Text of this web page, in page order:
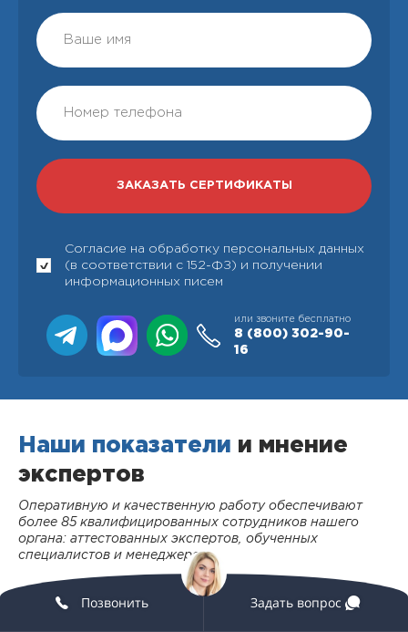
Согласие на обработку персональных данных
(в соответствии с 152-ФЗ) и получении
информационных писем
или звоните бесплатно
8 (800) 302-90-
16
Наши показатели и мнение
экспертов
Оперативную и качественную работу обеспечивают
более 85 квалифицированных сотрудников нашего
органа: аттестованных экспертов, обученных
специалистов и менеджеров
Позвонить Задать вопрос